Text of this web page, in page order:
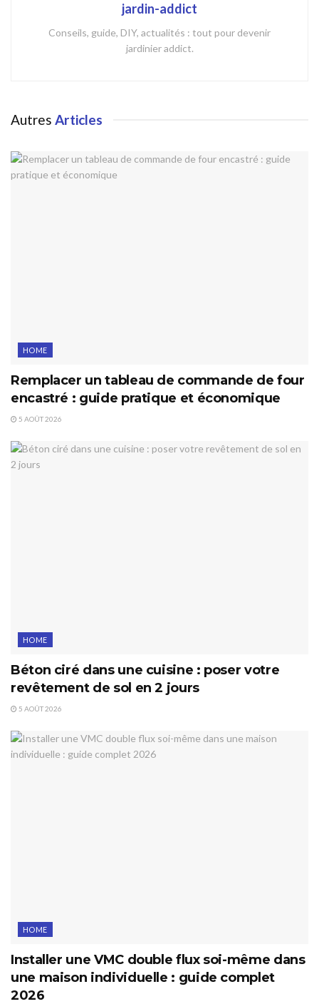
jardin-addict
Conseils, guide, DIY, actualités : tout pour devenir
jardinier addict.
Autres Articles
HOME
Remplacer un tableau de commande de four
encastré : guide pratique et économique
5 AOÛT 2026
HOME
Béton ciré dans une cuisine : poser votre
revêtement de sol en 2 jours
5 AOÛT 2026
HOME
Installer une VMC double flux soi-même dans
une maison individuelle : guide complet
2026